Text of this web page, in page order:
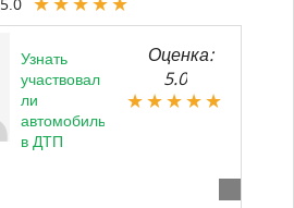
Узнать
участвовал
ли
автомобиль
в ДТП
Оценка:
5.0